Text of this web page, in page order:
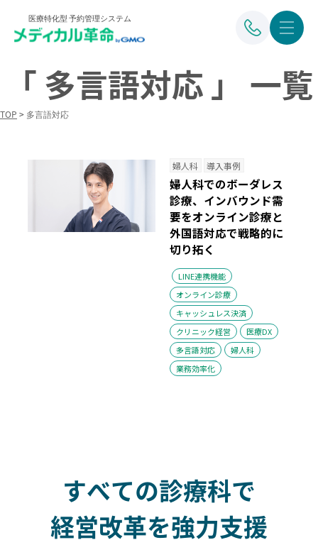
医療特化型 予約管理システム
「 多言語対応 」 一覧
TOP > 多言語対応
婦人科 導入事例
婦人科でのボーダレス
診療、インバウンド需
要をオンライン診療と
外国語対応で戦略的に
切り拓く
LINE連携機能
オンライン診療
キャッシュレス決済
クリニック経営
医療DX
多言語対応
婦人科
業務効率化
すべての診療科で
経営改革を強力支援